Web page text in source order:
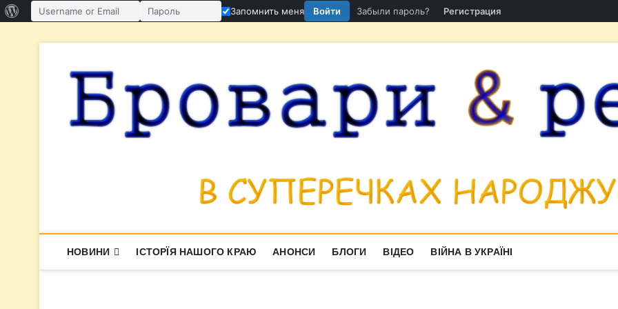
Имя пользователя или email
Пароль
Запомнить меня Войти Забыли пароль? Регистрация
содержимому
НОВИНИ ІСТОРЇЯ НАШОГО КРАЮ АНОНСИ БЛОГИ ВІДЕО ВІЙНА В УКРАЇНІ